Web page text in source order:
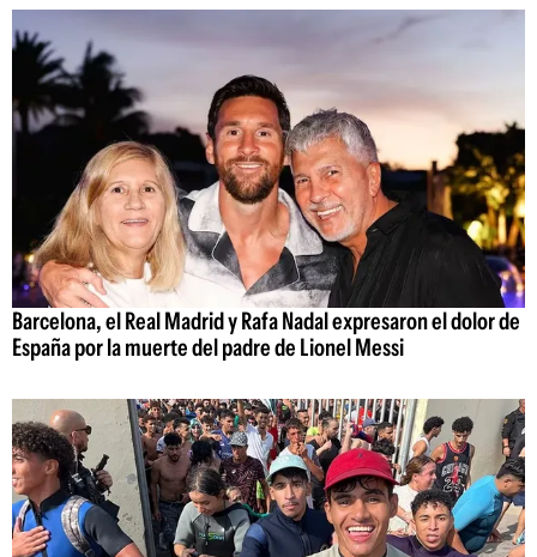
Barcelona, el Real Madrid y Rafa Nadal expresaron el dolor de
España por la muerte del padre de Lionel Messi